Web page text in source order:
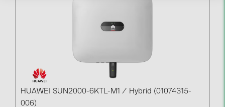
HUAWEI SUN2000-6KTL-M1 / Hybrid (01074315-
006)